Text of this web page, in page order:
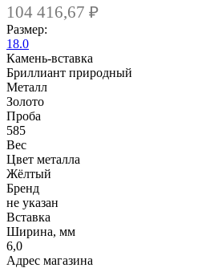
104 416,67 ₽
Размер:
18.0
Камень-вставка
Бриллиант природный
Металл
Золото
Проба
585
Вес
Цвет металла
Жёлтый
Бренд
не указан
Вcтавка
Ширина, мм
6,0
Адрес магазина